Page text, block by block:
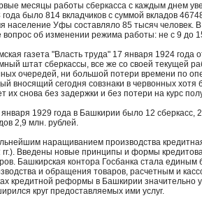
месяцы работы сберкасса с каждым днем
года было 814 вкладчиков с суммой вкладов
население Уфы составляло 85 тысяч человек.
вопрос об изменении режима работы: не с 9 до
газета "Власть труда" 17 января 1924 года
штат сберкассы, все же со своей текущей
очередей, ни большой потери времени по
вносящий сегодня совзнаки в червонных хотя
их снова без задержки и без потери на курс
1929 года в Башкирии было 12 сберкасс,
2,9 млн. рублей.
наращиванием производства
гг.). Введены новые принципы и формы
Башкирская контора Госбанка стала единым
и обращения товаров, расчетным и
кредитной реформы в Башкирии значительно
круг предоставляемых ими услуг.